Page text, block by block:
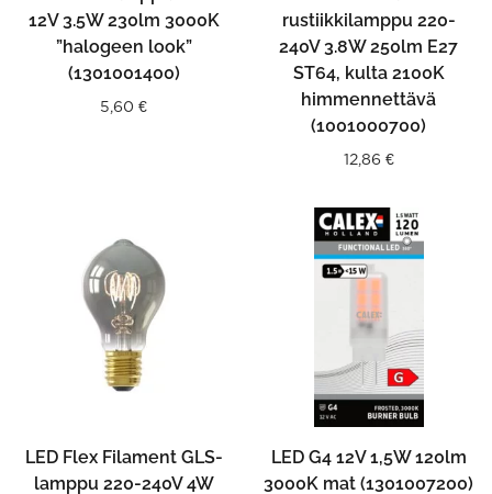
12V 3.5W 230lm 3000K
”halogeen look”
(1301001400)
5,60 €
rustiikkilamppu 220-
240V 3.8W 250lm E27
ST64, kulta 2100K
himmennettävä
(1001000700)
12,86 €
LED Flex Filament GLS-
lamppu 220-240V 4W
LED G4 12V 1,5W 120lm
3000K mat (1301007200)